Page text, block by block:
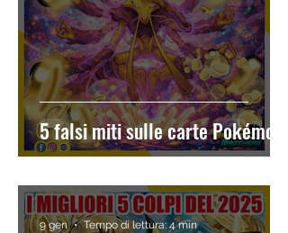
5 falsi miti sulle carte Pokémon
9 gen Tempo di lettura: 4 min